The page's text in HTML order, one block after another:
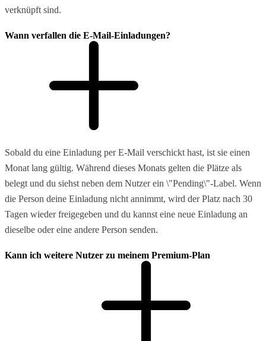
verknüpft sind.
Wann verfallen die E-Mail-Einladungen?
Sobald du eine Einladung per E-Mail verschickt hast, ist sie einen
Monat lang gültig. Während dieses Monats gelten die Plätze als
belegt und du siehst neben dem Nutzer ein \"Pending\"-Label. Wenn
die Person deine Einladung nicht annimmt, wird der Platz nach 30
Tagen wieder freigegeben und du kannst eine neue Einladung an
dieselbe oder eine andere Person senden.
Kann ich weitere Nutzer zu meinem Premium-Plan